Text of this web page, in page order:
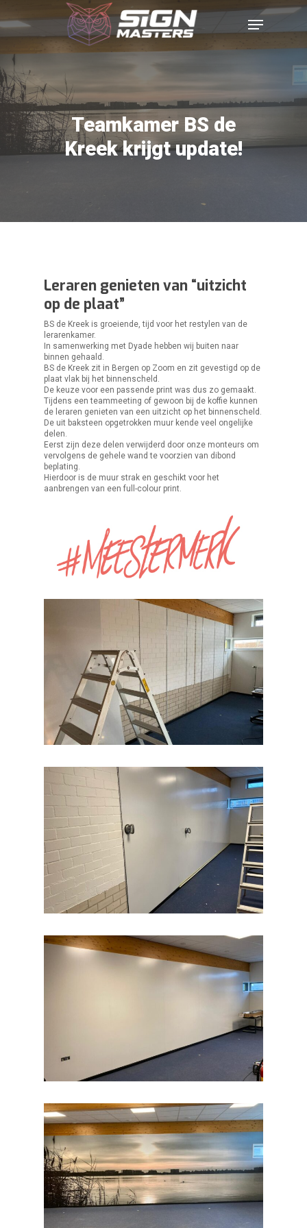
Teamkamer BS de
Kreek krijgt update!
Leraren genieten van “uitzicht
op de plaat”
BS de Kreek is groeiende, tijd voor het restylen van de
lerarenkamer.
In samenwerking met Dyade hebben wij buiten naar
binnen gehaald.
BS de Kreek zit in Bergen op Zoom en zit gevestigd op de
plaat vlak bij het binnenscheld.
De keuze voor een passende print was dus zo gemaakt.
Tijdens een teammeeting of gewoon bij de koffie kunnen
de leraren genieten van een uitzicht op het binnenscheld.
De uit baksteen opgetrokken muur kende veel ongelijke
delen.
Eerst zijn deze delen verwijderd door onze monteurs om
vervolgens de gehele wand te voorzien van dibond
beplating.
Hierdoor is de muur strak en geschikt voor het
aanbrengen van een full-colour print.